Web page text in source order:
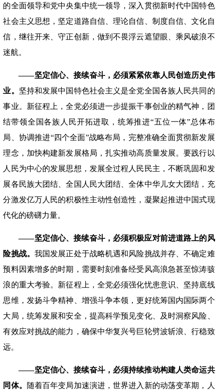
的全面领导和党中央集中统一领导，深入贯彻新时代中国特色
社会主义思想，坚定道路自信、理论自信、制度自信、文化自
信，继往开来、守正创新，做到不畏浮云遮望眼、乘风破浪不
迷航。
——坚定信心、接续奋斗，必须紧紧依靠人民创造历史伟
业。 坚持和发展中国特色社会主义是全党全国各族人民共同的
事业。新征程上，全党必须进一步提振干事创业的精气神，团
结带领全国各族人民开拓进取，统筹推进“五位一体”总体布
局、协调推进“四个全面”战略布局，完整准确全面贯彻新发展
理念，加快构建新发展格局，扎实推动高质量发展。要践行以
人民为中心的发展思想，发展全过程人民民主，不断巩固和发
展各民族大团结、全国人民大团结、全体中华儿女大团结，充
分激发亿万人民的积极性主动性创造性，凝聚起推进中国式现
代化的磅礴力量。
——坚定信心、接续奋斗，必须积极应对前进道路上的风
险挑战。 我国发展正处于战略机遇和风险挑战并存、不确定难
预料因素增多的时期，需要时刻准备经受风高浪急甚至惊涛骇
浪的重大考验。新征程上，全党必须强化忧患意识、坚持底线
思维，发扬斗争精神、增强斗争本领，更好统筹国内国际两个
大局，统筹发展和安全，提高科学预见变化、及时洞察风险、
有效应对挑战的能力，确保中华复兴号巨轮劈波斩浪、行稳致
远。
——坚定信心、接续奋斗，必须持续推动构建人类命运共
同体。
随着百年变局加速演进，世界进入新的动荡变革期，人